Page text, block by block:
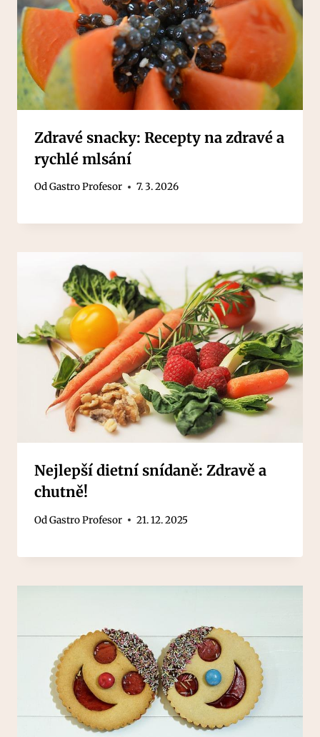
Zdravé snacky: Recepty na zdravé a
rychlé mlsání
OdGastro Profesor 7. 3. 2026
Nejlepší dietní snídaně: Zdravě a
chutně!
OdGastro Profesor 21. 12. 2025